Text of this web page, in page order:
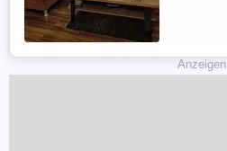
Anzeigen